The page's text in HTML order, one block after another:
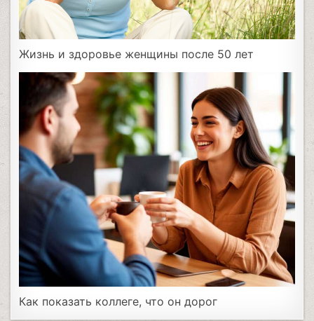
Жизнь и здоровье женщины после 50 лет
Как показать коллеге, что он дорог